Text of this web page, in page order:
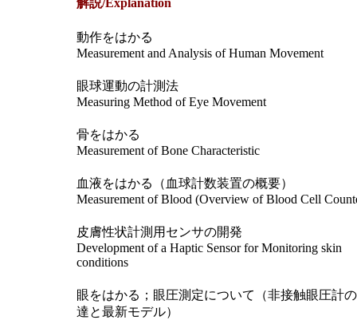
解説/Explanation
動作をはかる
Measurement and Analysis of Human Movement
眼球運動の計測法
Measuring Method of Eye Movement
骨をはかる
Measurement of Bone Characteristic
血液をはかる（血球計数装置の概要）
Measurement of Blood (Overview of Blood Cell
皮膚性状計測用センサの開発
Development of a Haptic Sensor for Monitoring skin
conditions
眼をはかる；眼圧測定について（非接触眼圧計
達と最新モデル）